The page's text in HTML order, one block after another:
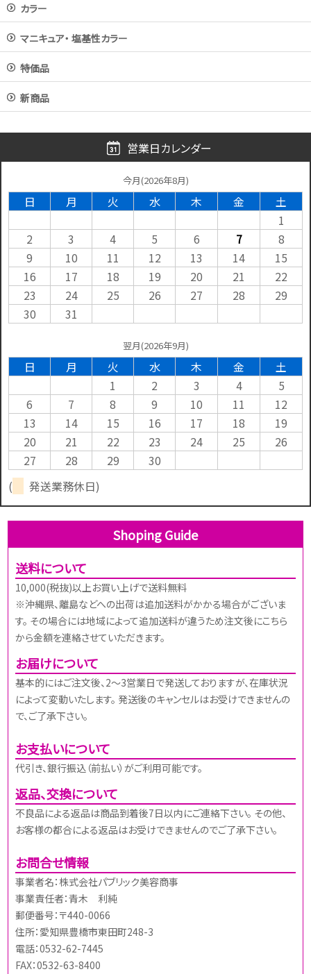
カラー
マニキュア・ 塩基性カラー
特価品
新商品
営業日カレンダー
今月(2026年8月)
日 月 火 水 木 金
土
1
2
3 4 5 6 7
8
9
10 11 12 13 14
15
16
17 18 19 20 21
22
23
24 25 26 27 28
29
30
31
翌月(2026年9月)
日 月 火 水 木 金
土
1
2 3 4
5
6
7 8 9 10 11
12
13
14 15 16 17 18
19
20
21 22 23 24 25
26
27
28 29
30
(
発送業務休日)
Shoping Guide
送料について
10,000(税抜)以上お買い上げで送料無料
※沖縄県、離島などへの出荷は追加送料がかかる場合がございま
す。 その場合には地域によって追加送料が違うため注文後にこちら
から金額を連絡させていただきます。
お届けについて
基本的にはご注文後、2～3営業日で発送しておりますが、在庫状況
によって変動いたします。 発送後のキャンセルはお受けできませんの
で、ご了承下さい。
お支払いについて
代引き、銀行振込（前払い）がご利用可能です。
返品、交換について
不良品による返品は商品到着後7日以内にご連絡下さい。 その他、
お客様の都合による返品はお受けできませんのでご了承下さい。
お問合せ情報
事業者名：株式会社パブリック美容商事
事業責任者：青木 利純
郵便番号：〒440-0066
住所：愛知県豊橋市東田町248-3
電話：0532-62-7445
FAX：0532-63-8400